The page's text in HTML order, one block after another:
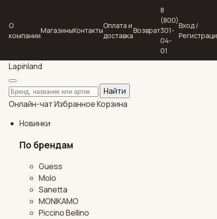
О
компании
МагазиныКонтакты
Оплата и
доставка
Возврат
8
(800)
301-
04-
01
Вход /
Lapinland
Поиск по каталогу
Найти
Онлайн-чатИзбранноеКорзина
Новинки
По брендам
Guess
Molo
Sanetta
MONIKAMO
Piccino Bellino